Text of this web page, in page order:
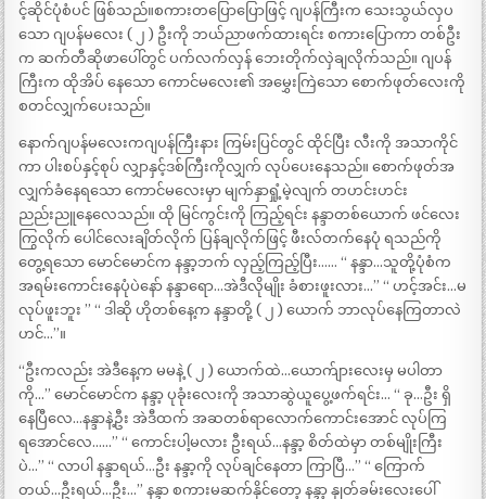
င့်ဆိုင်ပုံစံပင် ဖြစ်သည်။စကားတပြောပြောဖြင့် ဂျပန်ကြီးက သေးသွယ်လှပ
သော ဂျပန်မလေး ( ၂ ) ဦးကို ဘယ်ညာဖက်ထားရင်း စကားပြောကာ တစ်ဦး
က ဆက်တီဆိုဖာပေါ်တွင် ပက်လက်လှန် ဘေးတိုက်လှဲချလိုက်သည်။ ဂျပန်
ကြီးက ထိုအိပ် နေသော ကောင်မလေး၏ အမွှေးကြဲသော စောက်ဖုတ်လေးကို
စတင်လျှက်ပေးသည်။
နောက်ဂျပန်မလေးကဂျပန်ကြီးနား ကြမ်းပြင်တွင် ထိုင်ပြီး လီးကို အသာကိုင်
ကာ ပါးစပ်နှင့်စုပ် လျှာနှင့်ဒစ်ကြီးကိုလျှက် လုပ်ပေးနေသည်။ စောက်ဖုတ်အ
လျှက်ခံနေရသော ကောင်မလေးမှာ မျက်နှာရှုံ့မဲ့လျက် တဟင်းဟင်း
ညည်းညူနေလေသည်။ ထို မြင်ကွင်းကို ကြည့်ရင်း နန္ဒာတစ်ယောက် ဖင်လေး
ကြွလိုက် ပေါင်လေးချိတ်လိုက် ပြန်ချလိုက်ဖြင့် ဖီးလ်တက်နေပုံ ရသည်ကို
တွေ့ရသော မောင်မောင်က နန္ဒာ့ဘက် လှည့်ကြည့်ပြီး…… “ နန္ဒာ…သူတို့ပုံစံက
အရမ်းကောင်းနေပုံပဲနော် နန္ဒာရော…အဲဒီလိုမျိုး ခံစားဖူးလား…” “ ဟင့်အင်း…မ
လုပ်ဖူးဘူး ” “ ဒါဆို ဟိုတစ်နေ့က နန္ဒာတို့ ( ၂ ) ယောက် ဘာလုပ်နေကြတာလဲ
ဟင်…”။
“ဦးကလည်း အဲဒီနေ့က မမနဲ့ ( ၂ ) ယောက်ထဲ…ယောက်ျားလေးမှ မပါတာ
ကို…” မောင်မောင်က နန္ဒာ့ ပုခုံးလေးကို အသာဆွဲယူပွေ့ဖက်ရင်း… “ ခု…ဦး ရှိ
နေပြီလေ…နန္ဒာနဲ့ဦး အဲဒီထက် အဆတစ်ရာလောက်ကောင်းအောင် လုပ်ကြ
ရအောင်လေ……” “ ကောင်းပါ့မလား ဦးရယ်…နန္ဒာ့ စိတ်ထဲမှာ တစ်မျိုးကြီး
ပဲ…” “ လာပါ နန္ဒာရယ်…ဦး နန္ဒာ့ကို လုပ်ချင်နေတာ ကြာပြီ…” “ ကြောက်
တယ်…ဦးရယ်…ဦး…” နန္ဒာ စကားမဆက်နိုင်တော့ နန္ဒာ့ နှုတ်ခမ်းလေးပေါ်